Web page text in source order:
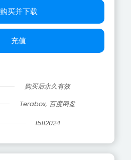
购买并下载
充值
购买后永久有效
Terabox, 百度网盘
15112024